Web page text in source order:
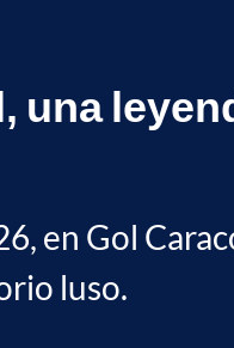
una
en Gol
luso.